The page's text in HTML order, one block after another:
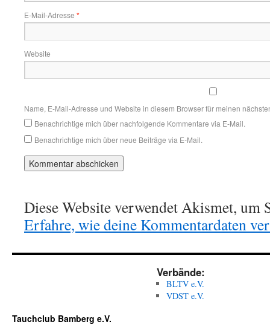
E-Mail-Adresse *
Website
Name, E-Mail-Adresse und Website in diesem Browser für meinen
Benachrichtige mich über nachfolgende Kommentare via E-Mail.
Benachrichtige mich über neue Beiträge via E-Mail.
Diese Website verwendet Akismet, um
Erfahre, wie deine Kommentardaten
Verbände:
BLTV e.V.
VDST e.V.
Tauchclub Bamberg e.V.